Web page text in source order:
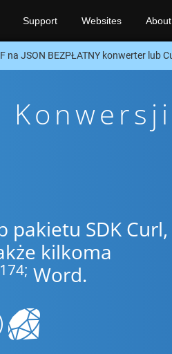
Support Websites About
na JSON BEZPŁATNY konwerter lub
Konwersji
pakietu SDK Curl,
kilkoma
Word.